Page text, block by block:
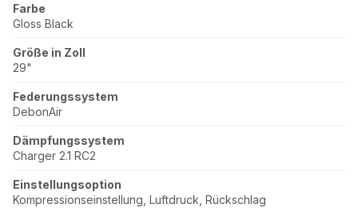
Farbe
Gloss Black
Größe in Zoll
29"
Federungssystem
DebonAir
Dämpfungssystem
Charger 2.1 RC2
Einstellungsoption
Kompressionseinstellung, Luftdruck, Rückschlag